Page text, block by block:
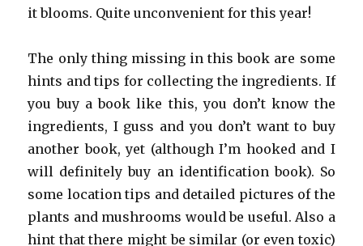
it blooms. Quite unconvenient for this year!
The only thing missing in this book are some
hints and tips for collecting the ingredients. If
you buy a book like this, you don’t know the
ingredients, I guss and you don’t want to buy
another book, yet (although I’m hooked and I
will definitely buy an identification book). So
some location tips and detailed pictures of the
plants and mushrooms would be useful. Also a
hint that there might be similar (or even toxic)